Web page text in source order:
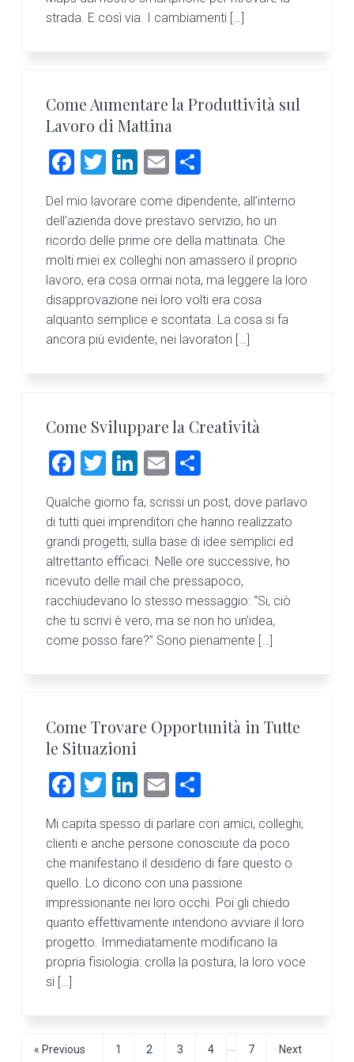
strada. E così via. I cambiamenti […]
Come Aumentare la Produttività sul
Lavoro di Mattina
F
ce
b
o
ok
T
tt
er
Li
e
dI
n
E
ai
l
C
n
di
vi
di
Del mio lavorare come dipendente, all’interno
dell’azienda dove prestavo servizio, ho un
ricordo delle prime ore della mattinata. Che
molti miei ex colleghi non amassero il proprio
lavoro, era cosa ormai nota, ma leggere la loro
disapprovazione nei loro volti era cosa
alquanto semplice e scontata. La cosa si fa
ancora più evidente, nei lavoratori […]
Come Sviluppare la Creatività
F
ce
b
o
ok
T
tt
er
Li
nk
e
dI
n
E
ai
l
C
n
di
vi
di
Qualche giorno fa, scrissi un post, dove parlavo
di tutti quei imprenditori che hanno realizzato
grandi progetti, sulla base di idee semplici ed
altrettanto efficaci. Nelle ore successive, ho
ricevuto delle mail che pressapoco,
racchiudevano lo stesso messaggio: “Si, ciò
che tu scrivi è vero, ma se non ho un’idea,
come posso fare?” Sono pienamente […]
Come Trovare Opportunità in Tutte
le Situazioni
F
ce
b
o
ok
T
tt
er
Li
e
dI
n
E
ai
l
C
n
di
vi
di
Mi capita spesso di parlare con amici, colleghi,
clienti e anche persone conosciute da poco
che manifestano il desiderio di fare questo o
quello. Lo dicono con una passione
impressionante nei loro occhi. Poi gli chiedo
quanto effettivamente intendono avviare il loro
progetto. Immediatamente modificano la
propria fisiologia: crolla la postura, la loro voce
si […]
« GPrevious
P1
P
2
P
3
P
4 …
P
7
GNext